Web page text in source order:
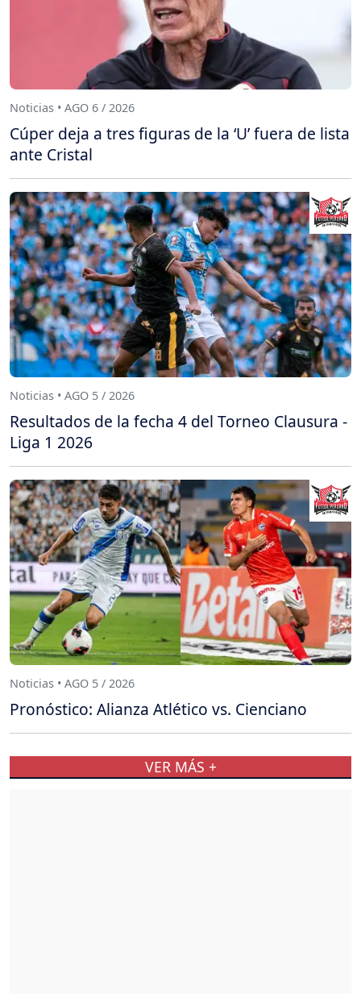
Noticias • AGO 6 / 2026
Cúper deja a tres figuras de la ‘U’ fuera de lista
ante Cristal
Noticias • AGO 5 / 2026
Resultados de la fecha 4 del Torneo Clausura -
Liga 1 2026
Noticias • AGO 5 / 2026
Pronóstico: Alianza Atlético vs. Cienciano
VER MÁS +